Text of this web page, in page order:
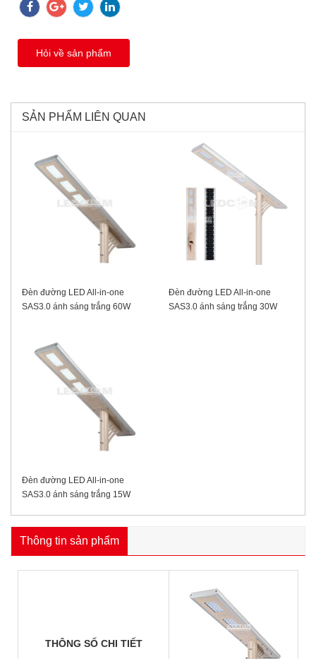
Hỏi về sản phẩm
SẢN PHẨM LIÊN QUAN
Đèn đường LED All-in-one
SAS3.0 ánh sáng trắng 60W
Đèn đường LED All-in-one
SAS3.0 ánh sáng trắng 30W
Đèn đường LED All-in-one
SAS3.0 ánh sáng trắng 15W
Thông tin sản phẩm
THÔNG SỐ CHI TIẾT